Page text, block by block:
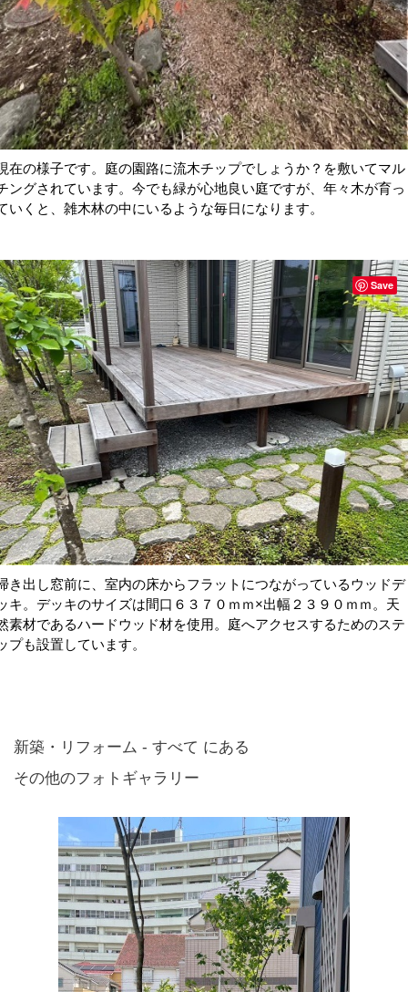
在の様子です。庭の園路に流木チップでしょうか？を敷いてマル
ングされています。今でも緑が心地良い庭ですが、年々木が育っ
いくと、雑木林の中にいるような毎日になります。
き出し窓前に、室内の床からフラットにつながっているウッドデ
キ。デッキのサイズは間口６３７０ｍｍ×出幅２３９０ｍｍ。天
素材であるハードウッド材を使用。庭へアクセスするためのステ
プも設置しています。
Save
新築・リフォーム - すべて にある
その他のフォトギャラリー